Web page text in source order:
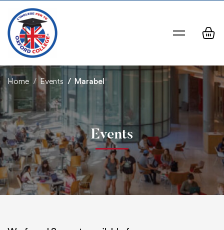
Home Events Marabel
Events